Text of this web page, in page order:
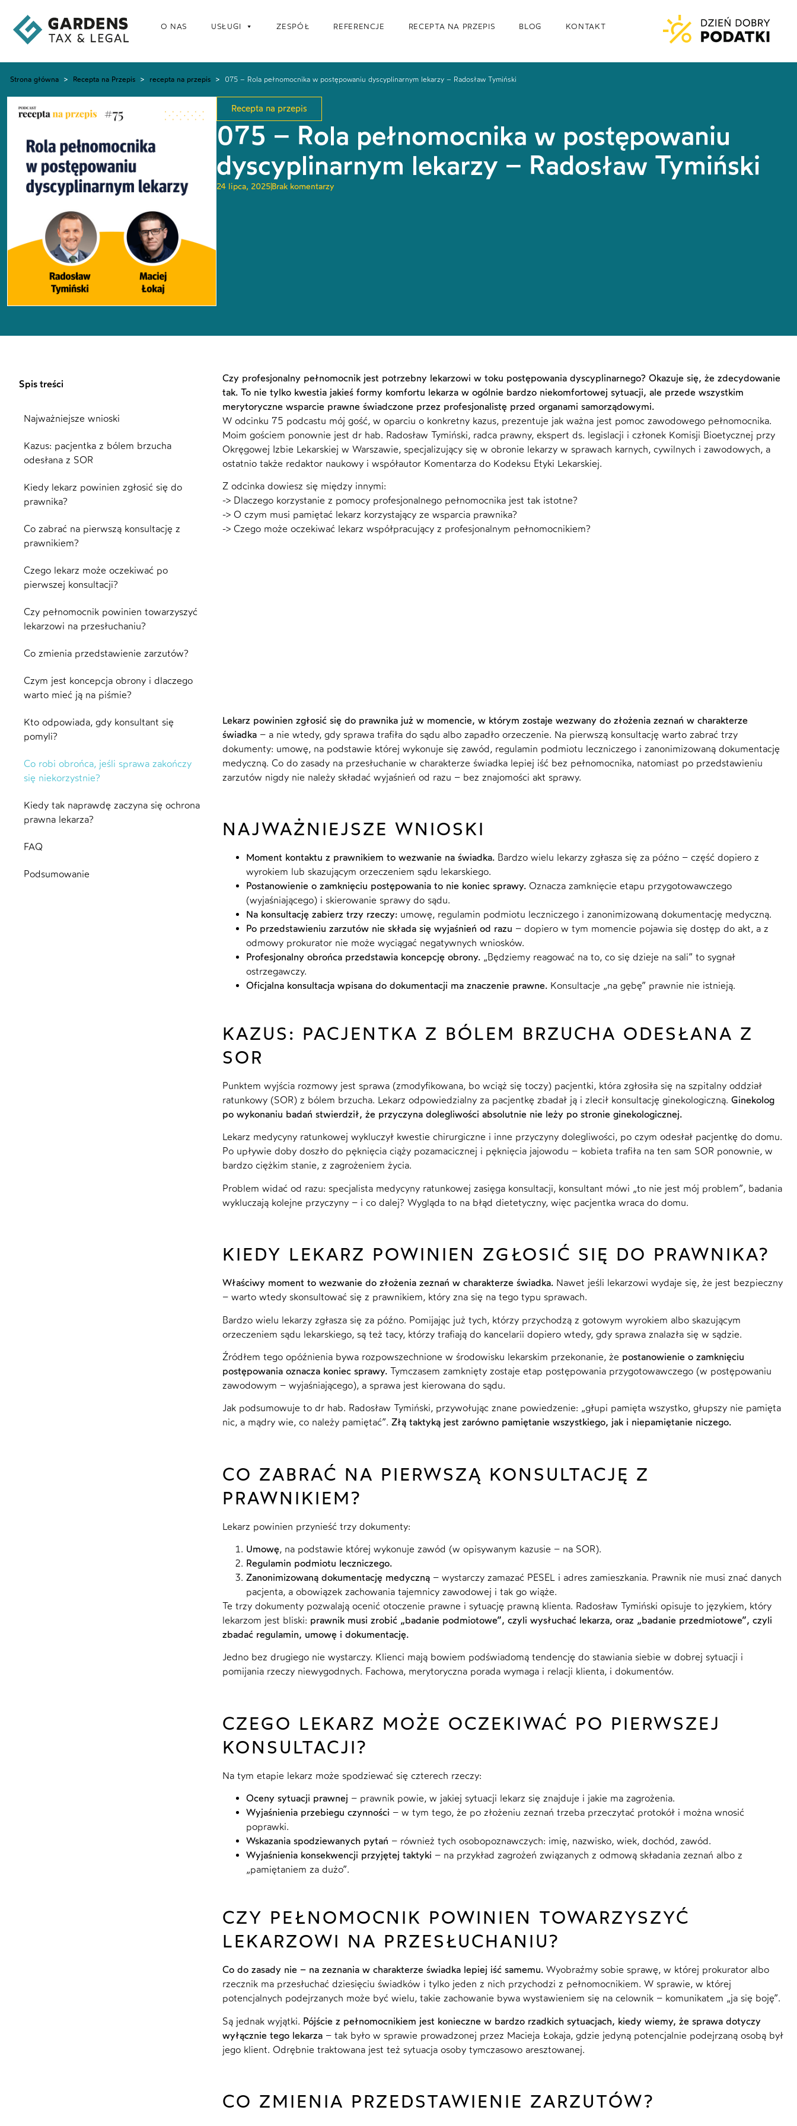
O NAS USŁUGI ZESPÓŁ REFERENCJE RECEPTA NA PRZEPIS BLOG KONTAKT
Strona główna > Recepta na Przepis > recepta na przepis > 075 – Rola pełnomocnika w postępowaniu dyscyplinarnym lekarzy – Radosław Tymiński
Recepta na przepis
075 – Rola pełnomocnika w postępowaniu
dyscyplinarnym lekarzy – Radosław Tymiński
24 lipca, 2025Brak komentarzy
Spis treści
Najważniejsze wnioski
Kazus: pacjentka z bólem brzucha
odesłana z SOR
Kiedy lekarz powinien zgłosić się do
prawnika?
Co zabrać na pierwszą konsultację z
prawnikiem?
Czego lekarz może oczekiwać po
pierwszej konsultacji?
Czy pełnomocnik powinien towarzyszyć
lekarzowi na przesłuchaniu?
Co zmienia przedstawienie zarzutów?
Czym jest koncepcja obrony i dlaczego
warto mieć ją na piśmie?
Kto odpowiada, gdy konsultant się
pomyli?
Co robi obrońca, jeśli sprawa zakończy
się niekorzystnie?
Kiedy tak naprawdę zaczyna się ochrona
prawna lekarza?
FAQ
Podsumowanie
Czy profesjonalny pełnomocnik jest potrzebny lekarzowi w toku postępowania dyscyplinarnego? Okazuje się, że zdecydowanie
tak. To nie tylko kwestia jakieś formy komfortu lekarza w ogólnie bardzo niekomfortowej sytuacji, ale przede wszystkim
merytoryczne wsparcie prawne świadczone przez profesjonalistę przed organami samorządowymi.
W odcinku 75 podcastu mój gość, w oparciu o konkretny kazus, prezentuje jak ważna jest pomoc zawodowego pełnomocnika.
Moim gościem ponownie jest dr hab. Radosław Tymiński, radca prawny, ekspert ds. legislacji i członek Komisji Bioetycznej przy
Okręgowej Izbie Lekarskiej w Warszawie, specjalizujący się w obronie lekarzy w sprawach karnych, cywilnych i zawodowych, a
ostatnio także redaktor naukowy i współautor Komentarza do Kodeksu Etyki Lekarskiej.
Z odcinka dowiesz się między innymi:
-> Dlaczego korzystanie z pomocy profesjonalnego pełnomocnika jest tak istotne?
-> O czym musi pamiętać lekarz korzystający ze wsparcia prawnika?
-> Czego może oczekiwać lekarz współpracujący z profesjonalnym pełnomocnikiem?
Lekarz powinien zgłosić się do prawnika już w momencie, w którym zostaje wezwany do złożenia zeznań w charakterze
świadka– a nie wtedy, gdy sprawa trafiła do sądu albo zapadło orzeczenie. Na pierwszą konsultację warto zabrać trzy
dokumenty: umowę, na podstawie której wykonuje się zawód, regulamin podmiotu leczniczego i zanonimizowaną dokumentację
medyczną. Co do zasady na przesłuchanie w charakterze świadka lepiej iść bez pełnomocnika, natomiast po przedstawieniu
zarzutów nigdy nie należy składać wyjaśnień od razu – bez znajomości akt sprawy.
NAJWAŻNIEJSZE WNIOSKI
Moment kontaktu z prawnikiem to wezwanie na świadka.Bardzo wielu lekarzy zgłasza się za późno – część dopiero z
wyrokiem lub skazującym orzeczeniem sądu lekarskiego.
Postanowienie o zamknięciu postępowania to nie koniec sprawy.Oznacza zamknięcie etapu przygotowawczego
(wyjaśniającego) i skierowanie sprawy do sądu.
Na konsultację zabierz trzy rzeczy:umowę, regulamin podmiotu leczniczego i zanonimizowaną dokumentację medyczną.
Po przedstawieniu zarzutów nie składa się wyjaśnień od razu – dopiero w tym momencie pojawia się dostęp do akt, a z
odmowy prokurator nie może wyciągać negatywnych wniosków.
Profesjonalny obrońca przedstawia koncepcję obrony.„Będziemy reagować na to, co się dzieje na sali” to sygnał
ostrzegawczy.
Oficjalna konsultacja wpisana do dokumentacji ma znaczenie prawne.Konsultacje „na gębę” prawnie nie istnieją.
KAZUS: PACJENTKA Z BÓLEM BRZUCHA ODESŁANA Z
SOR
Punktem wyjścia rozmowy jest sprawa (zmodyfikowana, bo wciąż się toczy) pacjentki, która zgłosiła się na szpitalny oddział
ratunkowy (SOR) z bólem brzucha. Lekarz odpowiedzialny za pacjentkę zbadał ją i zlecił konsultację ginekologiczną. Ginekolog
po wykonaniu badań stwierdził, że przyczyna dolegliwości absolutnie nie leży po stronie ginekologicznej.
Lekarz medycyny ratunkowej wykluczył kwestie chirurgiczne i inne przyczyny dolegliwości, po czym odesłał pacjentkę do domu.
Po upływie doby doszło do pęknięcia ciąży pozamacicznej i pęknięcia jajowodu – kobieta trafiła na ten sam SOR ponownie, w
bardzo ciężkim stanie, z zagrożeniem życia.
Problem widać od razu: specjalista medycyny ratunkowej zasięga konsultacji, konsultant mówi „to nie jest mój problem”, badania
wykluczają kolejne przyczyny – i co dalej? Wygląda to na błąd dietetyczny, więc pacjentka wraca do domu.
KIEDY LEKARZ POWINIEN ZGŁOSIĆ SIĘ DO PRAWNIKA?
Właściwy moment to wezwanie do złożenia zeznań w charakterze świadka.Nawet jeśli lekarzowi wydaje się, że jest bezpieczny
– warto wtedy skonsultować się z prawnikiem, który zna się na tego typu sprawach.
Bardzo wielu lekarzy zgłasza się za późno. Pomijając już tych, którzy przychodzą z gotowym wyrokiem albo skazującym
orzeczeniem sądu lekarskiego, są też tacy, którzy trafiają do kancelarii dopiero wtedy, gdy sprawa znalazła się w sądzie.
Źródłem tego opóźnienia bywa rozpowszechnione w środowisku lekarskim przekonanie, że postanowienie o zamknięciu
postępowania oznacza koniec sprawy.Tymczasem zamknięty zostaje etap postępowania przygotowawczego (w postępowaniu
zawodowym – wyjaśniającego), a sprawa jest kierowana do sądu.
Jak podsumowuje to dr hab. Radosław Tymiński, przywołując znane powiedzenie: „głupi pamięta wszystko, głupszy nie pamięta
nic, a mądry wie, co należy pamiętać”. Złą taktyką jest zarówno pamiętanie wszystkiego, jak i niepamiętanie niczego.
CO ZABRAĆ NA PIERWSZĄ KONSULTACJĘ Z
PRAWNIKIEM?
Lekarz powinien przynieść trzy dokumenty:
Umowę, na podstawie której wykonuje zawód (w opisywanym kazusie – na SOR).
Regulamin podmiotu leczniczego.
Zanonimizowaną dokumentację medyczną– wystarczy zamazać PESEL i adres zamieszkania. Prawnik nie musi znać danych
pacjenta, a obowiązek zachowania tajemnicy zawodowej i tak go wiąże.
Te trzy dokumenty pozwalają ocenić otoczenie prawne i sytuację prawną klienta. Radosław Tymiński opisuje to językiem, który
lekarzom jest bliski: prawnik musi zrobić „badanie podmiotowe”, czyli wysłuchać lekarza, oraz „badanie przedmiotowe”, czyli
zbadać regulamin, umowę i dokumentację.
Jedno bez drugiego nie wystarczy. Klienci mają bowiem podświadomą tendencję do stawiania siebie w dobrej sytuacji i
pomijania rzeczy niewygodnych. Fachowa, merytoryczna porada wymaga i relacji klienta, i dokumentów.
CZEGO LEKARZ MOŻE OCZEKIWAĆ PO PIERWSZEJ
KONSULTACJI?
Na tym etapie lekarz może spodziewać się czterech rzeczy:
Oceny sytuacji prawnej – prawnik powie, w jakiej sytuacji lekarz się znajduje i jakie ma zagrożenia.
Wyjaśnienia przebiegu czynności – w tym tego, że po złożeniu zeznań trzeba przeczytać protokół i można wnosić
poprawki.
Wskazania spodziewanych pytań – również tych osobopoznawczych: imię, nazwisko, wiek, dochód, zawód.
Wyjaśnienia konsekwencji przyjętej taktyki – na przykład zagrożeń związanych z odmową składania zeznań albo z
„pamiętaniem za dużo”.
CZY PEŁNOMOCNIK POWINIEN TOWARZYSZYĆ
LEKARZOWI NA PRZESŁUCHANIU?
Co do zasady nie – na zeznania w charakterze świadka lepiej iść samemu.Wyobraźmy sobie sprawę, w której prokurator albo
rzecznik ma przesłuchać dziesięciu świadków i tylko jeden z nich przychodzi z pełnomocnikiem. W sprawie, w której
potencjalnych podejrzanych może być wielu, takie zachowanie bywa wystawieniem się na celownik – komunikatem „ja się boję”.
Są jednak wyjątki. Pójście z pełnomocnikiem jest konieczne w bardzo rzadkich sytuacjach, kiedy wiemy, że sprawa dotyczy
wyłącznie tego lekarza– tak było w sprawie prowadzonej przez Macieja Łokaja, gdzie jedyną potencjalnie podejrzaną osobą był
jego klient. Odrębnie traktowana jest też sytuacja osoby tymczasowo aresztowanej.
CO ZMIENIA PRZEDSTAWIENIE ZARZUTÓW?